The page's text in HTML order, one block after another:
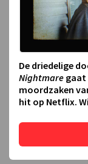
De driedelige
Nightmare gaat
moordzaken
hit op Netflix.